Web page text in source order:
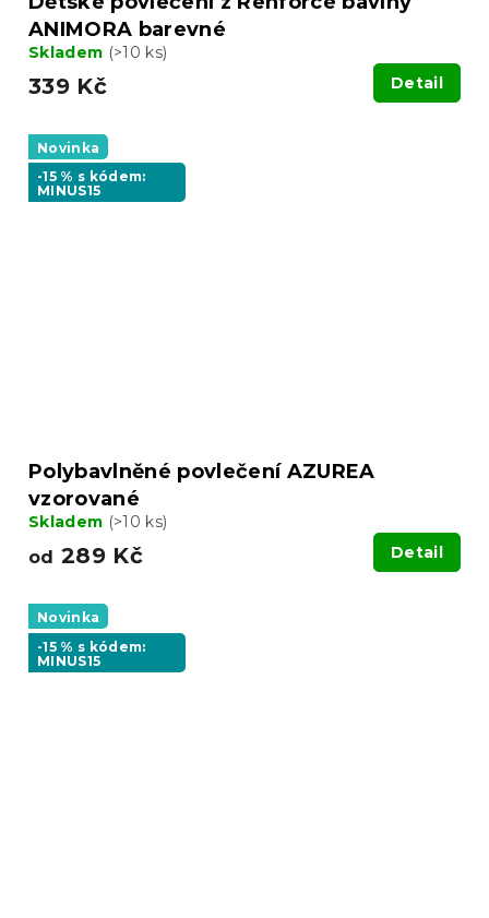
ANIMORA barevné
Skladem (>10 ks)
339 Kč Detail
Novinka
-15 % s kódem:
MINUS15
Polybavlněné povlečení AZUREA
vzorované
Skladem (>10 ks)
od 289 Kč Detail
Novinka
-15 % s kódem:
MINUS15